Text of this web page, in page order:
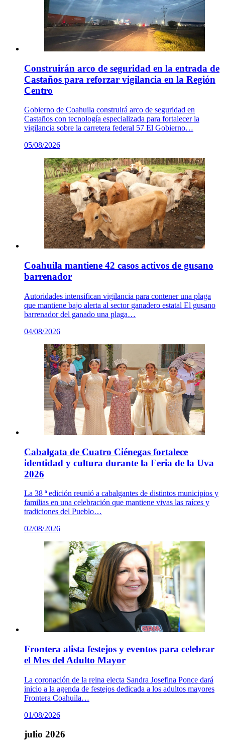
Construirán arco de seguridad en la entrada de
Castaños para reforzar vigilancia en la Región
Centro
Gobierno de Coahuila construirá arco de seguridad en
Castaños con tecnología especializada para fortalecer la
vigilancia sobre la carretera federal 57 El Gobierno…
05/08/2026
Coahuila mantiene 42 casos activos de gusano
barrenador
Autoridades intensifican vigilancia para contener una plaga
que mantiene bajo alerta al sector ganadero estatal El gusano
barrenador del ganado una plaga…
04/08/2026
Cabalgata de Cuatro Ciénegas fortalece
identidad y cultura durante la Feria de la Uva
2026
La 38 ª edición reunió a cabalgantes de distintos municipios y
familias en una celebración que mantiene vivas las raíces y
tradiciones del Pueblo…
02/08/2026
Frontera alista festejos y eventos para celebrar
el Mes del Adulto Mayor
La coronación de la reina electa Sandra Josefina Ponce dará
inicio a la agenda de festejos dedicada a los adultos mayores
Frontera Coahuila…
01/08/2026
julio 2026